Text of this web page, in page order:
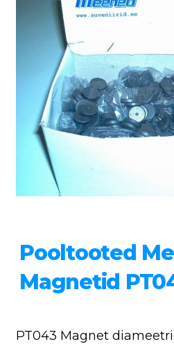
Pooltooted
Magnetid
PT043 Magnet